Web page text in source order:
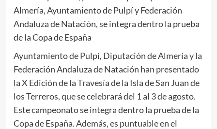
Almería, Ayuntamiento de Pulpí y Federación
Andaluza de Natación, se integra dentro la prueba
de la Copa de España
Ayuntamiento de Pulpí, Diputación de Almería y la
Federación Andaluza de Natación han presentado
la X Edición de la Travesía de la Isla de San Juan de
los Terreros, que se celebrará del 1 al 3 de agosto.
Este campeonato se integra dentro la prueba de la
Copa de España. Además, es puntuable en el